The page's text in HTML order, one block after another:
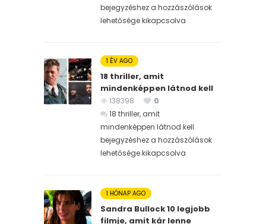
bejegyzéshez a hozzászólások
lehetősége kikapcsolva
1 ÉV AGO
18 thriller, amit
mindenképpen látnod kell
138398
0
18 thriller, amit
mindenképpen látnod kell
bejegyzéshez a hozzászólások
lehetősége kikapcsolva
1 HÓNAP AGO
Sandra Bullock 10 legjobb
filmje, amit kár lenne